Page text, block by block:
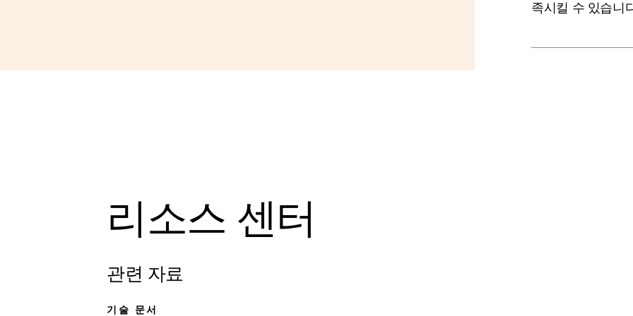
족시킬 수 있습니
리소스 센터
관련 자료
기술 문서